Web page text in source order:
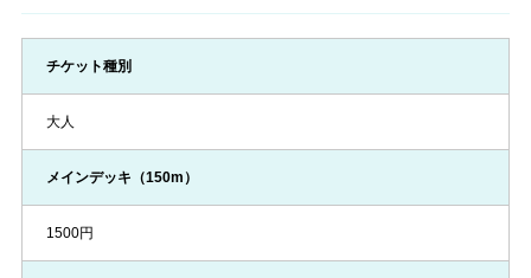
チケット種別
大人
メインデッキ（150m）
1500円